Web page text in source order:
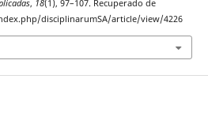
, 18(1), 97–107. Recuperado de
disciplinarumSA/article/view/4226